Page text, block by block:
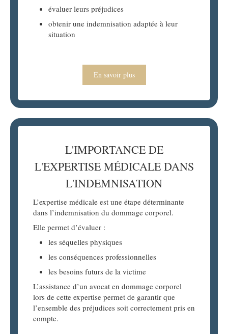
évaluer leurs préjudices
obtenir une indemnisation adaptée à leur
situation
En savoir plus
L'IMPORTANCE DE
L'EXPERTISE MÉDICALE DANS
L'INDEMNISATION
L’expertise médicale est une étape déterminante
dans l’indemnisation du dommage corporel.
Elle permet d’évaluer :
les séquelles physiques
les conséquences professionnelles
les besoins futurs de la victime
L’assistance d’un avocat en dommage corporel
lors de cette expertise permet de garantir que
l’ensemble des préjudices soit correctement pris en
compte.